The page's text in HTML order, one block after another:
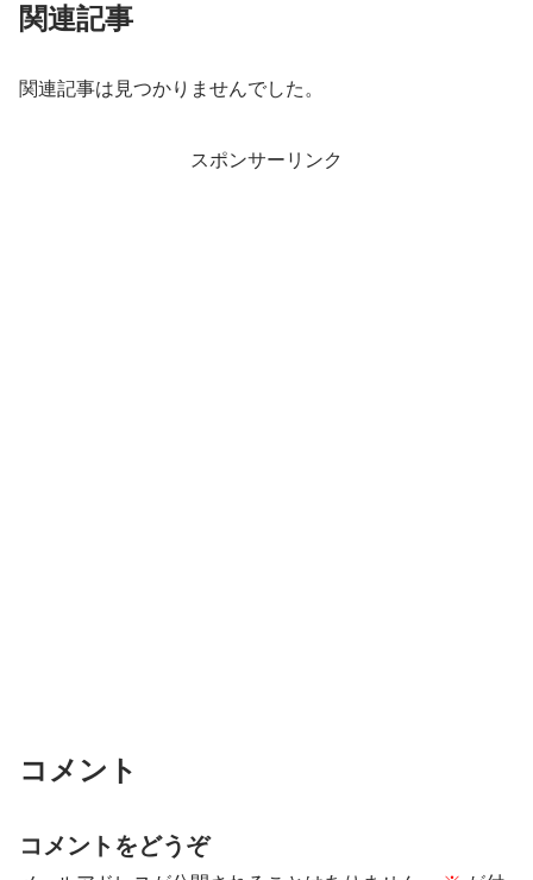
関連記事
関連記事は見つかりませんでした。
スポンサーリンク
コメント
コメントをどうぞ